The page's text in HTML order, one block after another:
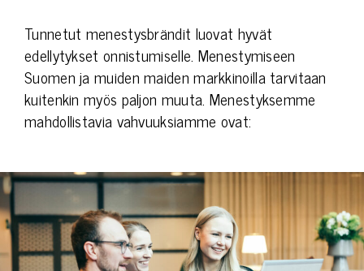
Tunnetut menestysbrändit luovat hyvät
edellytykset onnistumiselle. Menestymiseen
Suomen ja muiden maiden markkinoilla tarvitaan
kuitenkin myös paljon muuta. Menestyksemme
mahdollistavia vahvuuksiamme ovat: